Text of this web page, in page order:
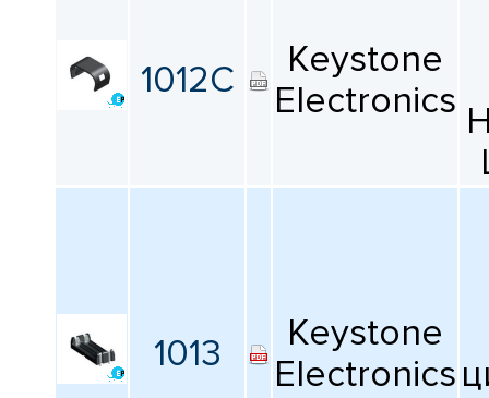
1012C
Keystone
Electronics
1013
Keystone
Electronics